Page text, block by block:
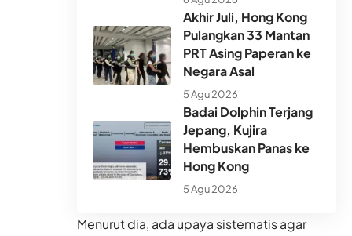
Akhir Juli, Hong Kong
Pulangkan 33 Mantan
PRT Asing Paperan ke
Negara Asal
5 Agu 2026
Badai Dolphin Terjang
Jepang, Kujira
Hembuskan Panas ke
Hong Kong
5 Agu 2026
Menurut dia, ada upaya sistematis agar